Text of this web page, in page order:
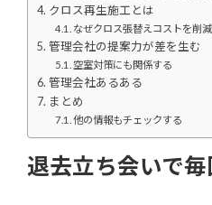
クロス再生施工とは
なぜクロス張替えコストを削
管理会社の提案力が差を生む
空室対策にも関係する
管理会社あるある
まとめ
他の情報もチェックする
退去立ち会いで